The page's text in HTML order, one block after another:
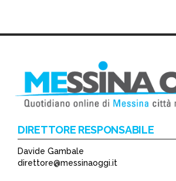
DIRETTORE RESPONSABILE
Davide Gambale
direttore@messinaoggi.it